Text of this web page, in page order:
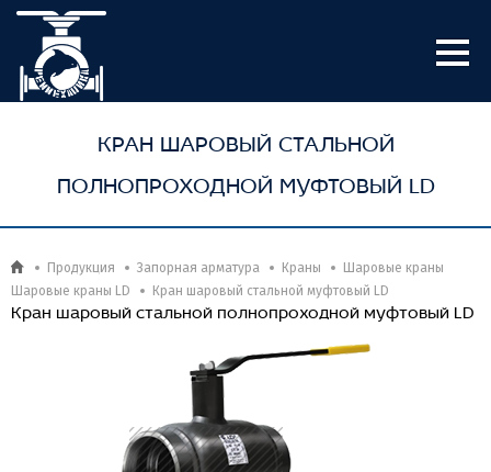
КРАН ШАРОВЫЙ СТАЛЬНОЙ
ПОЛНОПРОХОДНОЙ МУФТОВЫЙ LD
Продукция Запорная арматура Краны
Шаровые краны
Шаровые краны LD
Кран шаровый стальной муфтовый LD
Кран шаровый стальной полнопроходной муфтовый LD